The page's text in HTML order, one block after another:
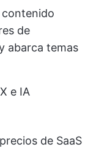
de
abarca temas
e IA
de SaaS